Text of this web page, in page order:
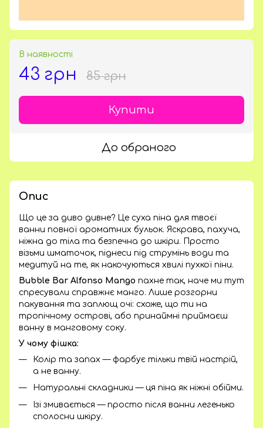
В наявності
43 грн 85 грн
Купити
До обраного
Опис
Що це за диво дивне? Це суха піна для твоєї
ванни повної ароматних бульок. Яскрава, пахуча,
ніжна до тіла та безпечна до шкіри. Просто
візьми шматочок, піднеси під струмінь води та
медитуй на те, як накочуються хвилі пухкої піни.
Bubble Bar Alfonso Mango пахне так, наче ми тут
спресували справжнє манго. Лише розгорни
пакування та заплющ очі: схоже, що ти на
тропічному острові, або принаймні приймаєш
ванну в манговому соку.
У чому фішка:
Колір та запах — фарбує тільки твій настрій,
а не ванну.
Натуральні складники — ця піна як ніжні обійми.
Ізі змивається — просто після ванни легенько
сполосни шкіру.